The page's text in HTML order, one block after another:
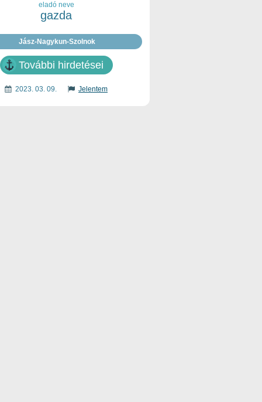
eladó neve
gazda
Jász-Nagykun-Szolnok
További hirdetései
2023. 03. 09. Jelentem